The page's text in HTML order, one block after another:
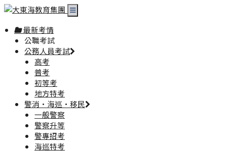
最新考情
公職考試
公務人員考試
高考
普考
初等考
地方特考
警消·海巡·移民
一般警察
警察升等
警專招考
海巡特考